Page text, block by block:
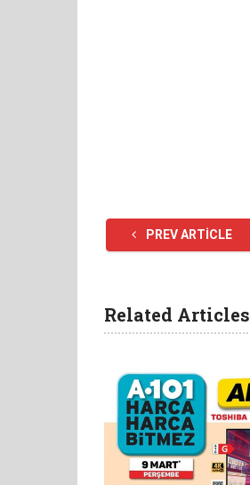
PREV ARTICLE
Related Articles